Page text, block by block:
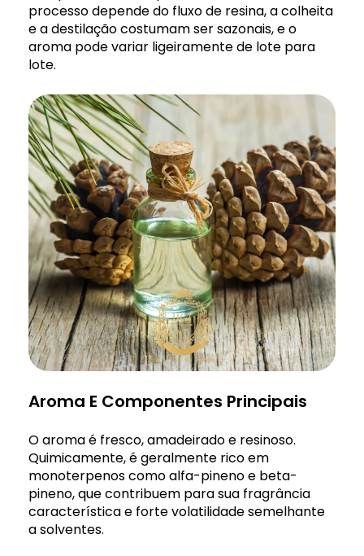
processo depende do fluxo de resina, a colheita
e a destilação costumam ser sazonais, e o
aroma pode variar ligeiramente de lote para
lote.
Aroma E Componentes Principais
O aroma é fresco, amadeirado e resinoso.
Quimicamente, é geralmente rico em
monoterpenos como alfa-pineno e beta-
pineno, que contribuem para sua fragrância
característica e forte volatilidade semelhante
a solventes.